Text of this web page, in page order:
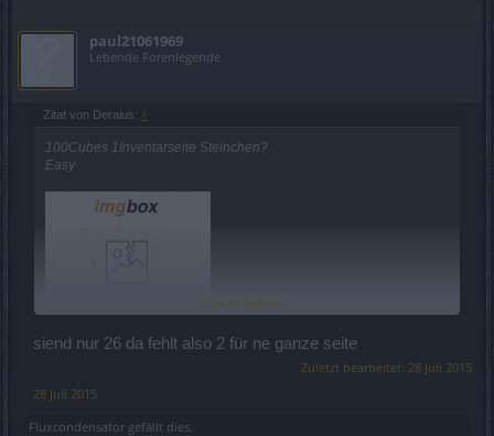
paul21061969
Lebende Forenlegende
Zitat von Deraius: ↑
100Cubes 1Inventarseite Steinchen?
Easy
Click to expand...
siend nur 26 da fehlt also 2 für ne ganze seite
Zuletzt bearbeitet: 28 Juli 2015
28 Juli 2015
Fluxcondensator gefällt dies.